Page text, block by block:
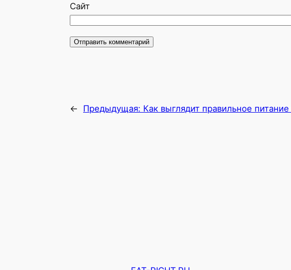
Сайт
← Предыдущая: Как выглядит правильное